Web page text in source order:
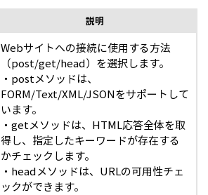
説明
Webサイトへの接続に使用する方法
（post/get/head）を選択します。
・postメソッドは、
FORM/Text/XML/JSONをサポートして
います。
・getメソッドは、HTML応答全体を取
得し、指定したキーワードが存在する
かチェックします。
・headメソッドは、URLの可用性チェ
ックができます。